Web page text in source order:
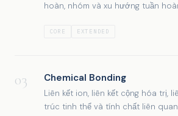
hoàn, nhóm và xu hướng tuần
CORE EXTENDED
03 Chemical Bonding
Liên kết ion, liên kết cộng hóa trị,
trúc tinh thể và tính chất liên